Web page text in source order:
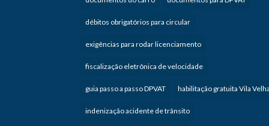
débitos obrigatórios para circular
exigências para rodar licenciamento
fiscalização eletrônica de velocidade
guia passo a passo DPVAT habilitação gratuita Vila
indenização acidente de trânsito